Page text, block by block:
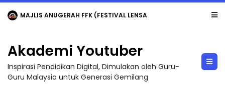
MAJLIS ANUGERAH FFK (FESTIVAL LENSA PENDIDIKAN - FLeP) 2026
Akademi Youtuber
Inspirasi Pendidikan Digital, Dimulakan oleh Guru-
Guru Malaysia untuk Generasi Gemilang